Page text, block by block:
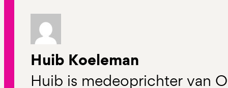
Huib Koeleman
Huib is medeoprichter van